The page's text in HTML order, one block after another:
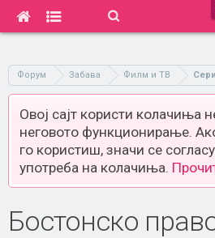
Форум Забава Филм и ТВ
Овој сајт користи колачиња
неговото функционирање.
го користиш, значи се
употреба на колачиња.
Бостонско